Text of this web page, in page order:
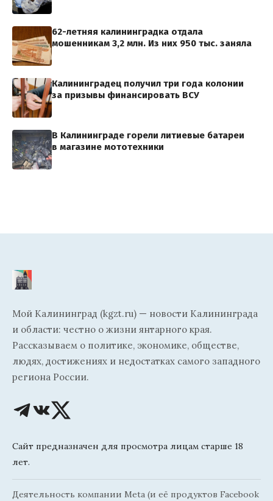
62-летняя калининградка отдала
мошенникам 3,2 млн. Из них 950 тыс. заняла
Калининградец получил три года колонии
за призывы финансировать ВСУ
В Калининграде горели литиевые батареи
в магазине мототехники
Мой Калининград (kgzt.ru) — новости Калининграда
и области: честно о жизни янтарного края.
Рассказываем о политике, экономике, обществе,
людях, достижениях и недостатках самого западного
региона России.
Сайт предназначен для просмотра лицам старше 18
лет.
Деятельность компании Meta (и её продуктов Facebook